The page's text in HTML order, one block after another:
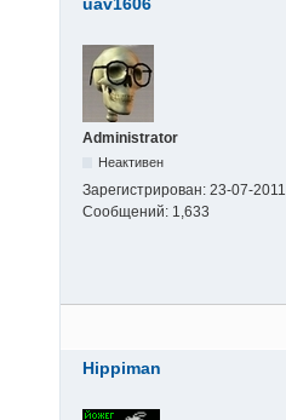
Administrator
Неактивен
Зарегистрирован: 23-07-2011
Сообщений: 1,633
Hippiman